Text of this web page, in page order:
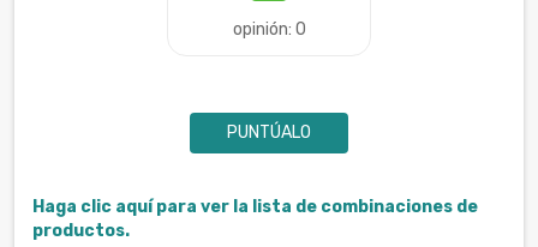
opinión: 0
PUNTÚALO
Haga clic aquí para ver la lista de combinaciones de
productos.